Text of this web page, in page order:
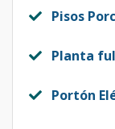
Pisos
Planta
Portón